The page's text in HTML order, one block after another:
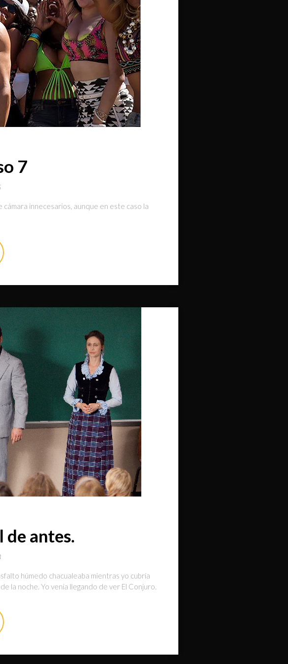
7
innecesarios, aunque en este caso la
antes.
húmedo chacualeaba mientras yo cubría
la noche. Yo venía llegando de ver El Conjuro.